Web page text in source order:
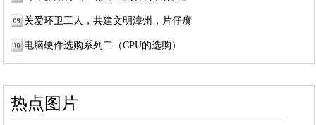
关爱环卫工人，共建文明漳州，片仔癀
电脑硬件选购系列二（CPU的选购）
热点图片